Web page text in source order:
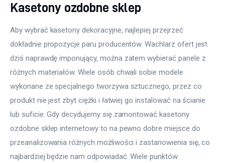
Kasetony ozdobne sklep
Aby wybrać kasetony dekoracyjne, najlepiej przejrzeć
dokładnie propozycje paru producentów. Wachlarz ofert jest
dziś naprawdę imponujący, można zatem wybierać panele z
różnych materiałów. Wiele osób chwali sobie modele
wykonane ze specjalnego tworzywa sztucznego, przez co
produkt nie jest zbyt ciężki i łatwiej go instalować na ścianie
lub suficie. Gdy decydujemy się zamontować kasetony
ozdobne sklep internetowy to na pewno dobre miejsce do
przeanalizowania różnych możliwości i zastanowienia się, co
najbardziej będzie nam odpowiadać. Wiele punktów